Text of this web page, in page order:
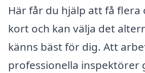
Här får du hjälp att få
kort och kan välja det
känns bäst för dig. Att
professionella inspektörer